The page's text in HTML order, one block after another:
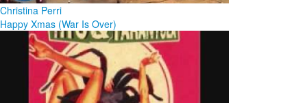
Christina Perri
Happy Xmas (War Is Over)